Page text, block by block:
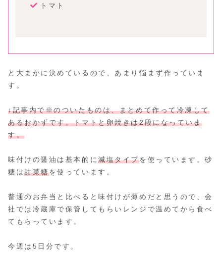
トマト
と大まかに決めているので、あまり悩まず作っていま
す。
↓記事内で※のついたものは、まとめて作って冷凍して
あるおかずです。トマトと卵焼きは2段になっていま
す。
味付けの醤油は基本的に減塩タイプを使っています。砂
糖は甜菜糖を使っています。
普通のお弁当と比べると味付けが薄めだと思うので、会
社では冷蔵庫で保管してもらいレンジで温めてから食べ
てもらっています。
今週は5日分です。